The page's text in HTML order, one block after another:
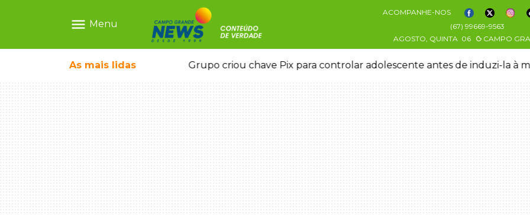
menu Menu
ACOMPANHE-NOS
(67) 99669-9563
AGOSTO, QUINTA 06 CAMPO
As mais lidas
deixou 4 mortos e 8 feridos Grupo criou chave Pix para controlar adolescente antes de induzi-la à